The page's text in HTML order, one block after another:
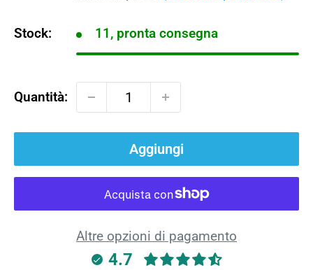
Stock: 11, pronta consegna
Quantità:
Aggiungi
Altre opzioni di pagamento
4.7